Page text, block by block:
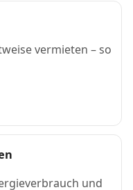
vermieten – so
und